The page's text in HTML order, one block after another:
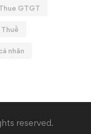
GTGT
Thuế
nhân
reserved.